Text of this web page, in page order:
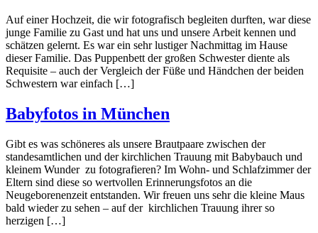
Auf einer Hochzeit, die wir fotografisch begleiten durften, war diese
junge Familie zu Gast und hat uns und unsere Arbeit kennen und
schätzen gelernt. Es war ein sehr lustiger Nachmittag im Hause
dieser Familie. Das Puppenbett der großen Schwester diente als
Requisite – auch der Vergleich der Füße und Händchen der beiden
Schwestern war einfach […]
Babyfotos in München
Gibt es was schöneres als unsere Brautpaare zwischen der
standesamtlichen und der kirchlichen Trauung mit Babybauch und
kleinem Wunder zu fotografieren? Im Wohn- und Schlafzimmer der
Eltern sind diese so wertvollen Erinnerungsfotos an die
Neugeborenenzeit entstanden. Wir freuen uns sehr die kleine Maus
bald wieder zu sehen – auf der kirchlichen Trauung ihrer so
herzigen […]